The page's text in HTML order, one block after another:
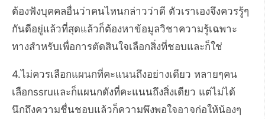
ต้องฟังบุคคลอื่นว่าคนไหนกล่าวว่าดี ตัวเราเองจึงควรรู้ๆ
กันดีอยู่แล้วที่สุดแล้วก็ต้องหาข้อมูลวิชาความรู้เฉพาะ
ทางสำหรับเพื่อการตัดสินใจเลือกสิ่งที่ชอบและก็ใช่
4.ไม่ควรเลือกแผนกที่คะแนนถึงอย่างเดียว หลายๆคน
เลือกssruและก็แผนกดังที่คะแนนถึงสิ่งเดียว แต่ไม่ได้
นึกถึงความชื่นชอบแล้วก็ความพึงพอใจอาจก่อให้น้องๆ